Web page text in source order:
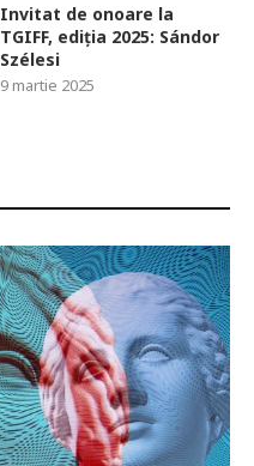
Invitat de onoare la
TGIFF, ediția 2025: Sándor
Szélesi
9 martie 2025